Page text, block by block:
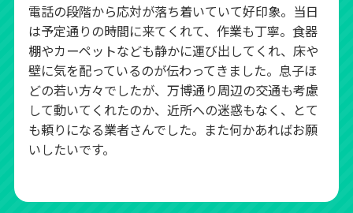
電話の段階から応対が落ち着いていて好印象。当日
は予定通りの時間に来てくれて、作業も丁寧。食器
棚やカーペットなども静かに運び出してくれ、床や
壁に気を配っているのが伝わってきました。息子ほ
どの若い方々でしたが、万博通り周辺の交通も考慮
して動いてくれたのか、近所への迷惑もなく、とて
も頼りになる業者さんでした。また何かあればお願
いしたいです。